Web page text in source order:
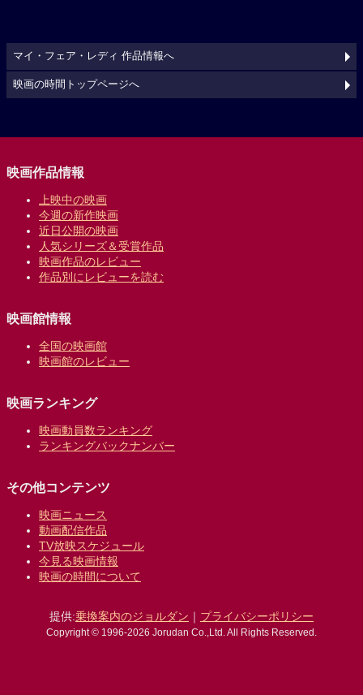
マイ・フェア・レディ 作品情報へ
映画の時間トップページへ
映画作品情報
上映中の映画
今週の新作映画
近日公開の映画
人気シリーズ＆受賞作品
映画作品のレビュー
作品別にレビューを読む
映画館情報
全国の映画館
映画館のレビュー
映画ランキング
映画動員数ランキング
ランキングバックナンバー
その他コンテンツ
映画ニュース
動画配信作品
TV放映スケジュール
今見る映画情報
映画の時間について
提供:乗換案内のジョルダン ｜ プライバシーポリシー
Copyright © 1996-2026 Jorudan Co.,Ltd. All Rights Reserved.